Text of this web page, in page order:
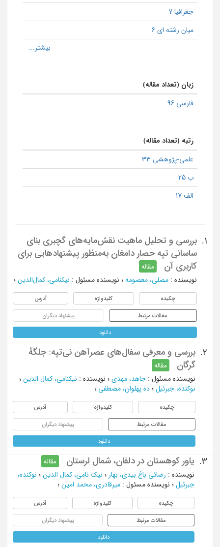
جغرافیا 7
میان رشته ای 6
زبان (تعداد مقاله)
فارسی 96
رتبه (تعداد مقاله)
علمی-پژوهشی 33
ب 25
الف 17
1.
بررسی و تحلیل ماهیت نقش‌مایه‌های گچبری بنای
ساسانی تپه حصار دامغان به‌منظور پیشنهادهایی برای
کاربری آن
مقاله
نویسنده : مصلی، معصومه ؛ نویسنده مسئول : نیکنامی، کمال‌الدین ؛
چکیده کلیدواژه آدرس
مقالات مرتبط پیشنهاد دیگران
دانلود
2.
بررسی و معرفی سفال‌های عصرآهن نی‌تپه: جلگۀ
گرگان
مقاله
نویسنده مسئول : جاهد، مهدی ؛ نویسنده : نیکنامی، کمال الدین ؛
نوکنده، جبرئیل ؛ ده پهلوان، مصطفی ؛
چکیده کلیدواژه آدرس
مقالات مرتبط پیشنهاد دیگران
دانلود
3. یاور کوهستان در دلفان، شمال لرستان
مقاله
نویسنده : رضائی باغ بیدی، بهار ؛ نیک نامی، کمال الدین ؛ نوکنده،
جبرئیل ؛ نویسنده مسئول : میرقادری، محمد امین ؛
چکیده کلیدواژه آدرس
مقالات مرتبط پیشنهاد دیگران
دانلود